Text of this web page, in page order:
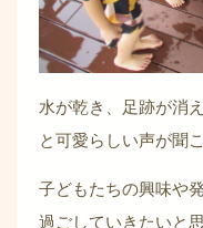
水が乾き、足跡が消
と可愛らしい声が聞
子どもたちの興味や
過ごしていきたいと